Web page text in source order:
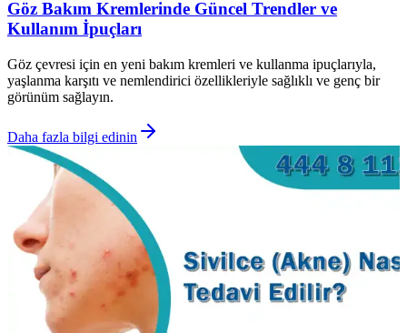
Göz Bakım Kremlerinde Güncel Trendler ve
Kullanım İpuçları
Göz çevresi için en yeni bakım kremleri ve kullanma ipuçlarıyla,
yaşlanma karşıtı ve nemlendirici özellikleriyle sağlıklı ve genç bir
görünüm sağlayın.
Daha fazla bilgi edinin